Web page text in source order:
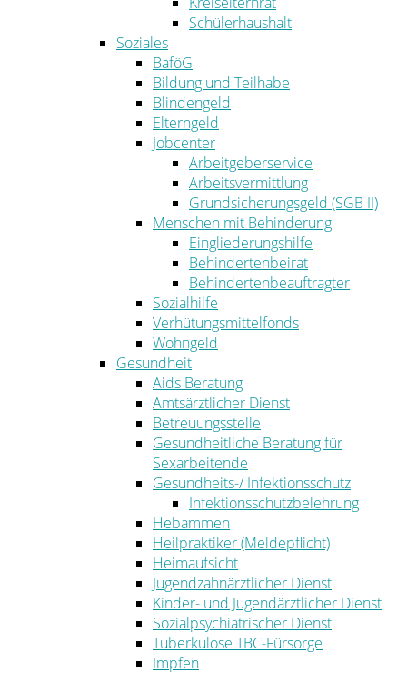
Schülerhaushalt
Soziales
BaföG
Bildung und Teilhabe
Blindengeld
Elterngeld
Jobcenter
Arbeitgeberservice
Arbeitsvermittlung
Grundsicherungsgeld (SGB II)
Menschen mit Behinderung
Eingliederungshilfe
Behindertenbeirat
Behindertenbeauftragter
Sozialhilfe
Verhütungsmittelfonds
Wohngeld
Gesundheit
Aids Beratung
Amtsärztlicher Dienst
Betreuungsstelle
Gesundheitliche Beratung für
Sexarbeitende
Gesundheits-/ Infektionsschutz
Infektionsschutzbelehrung
Hebammen
Heilpraktiker (Meldepflicht)
Heimaufsicht
Jugendzahnärztlicher Dienst
Kinder- und Jugendärztlicher Dienst
Sozialpsychiatrischer Dienst
Tuberkulose TBC-Fürsorge
Impfen